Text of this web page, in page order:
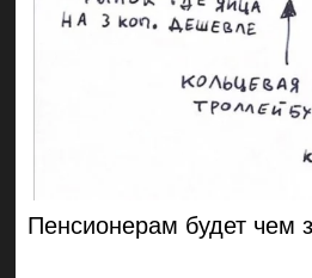
Пенсионерам будет чем